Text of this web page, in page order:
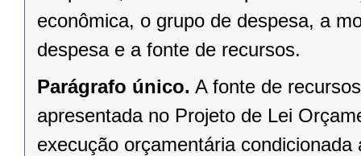
econômica, o grupo de despesa, a
despesa e a fonte de recursos.
Parágrafo único. A fonte de
apresentada no Projeto de Lei
execução orçamentária